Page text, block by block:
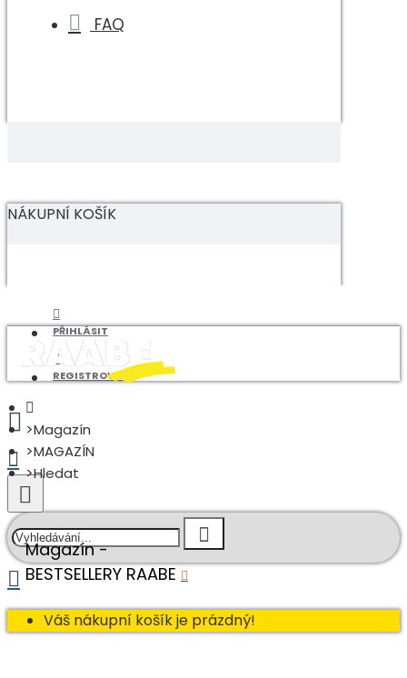
FAQ
NÁKUPNÍ KOŠÍK
PŘIHLÁSIT
REGISTROVAT
Váš nákupní košík je prázdný!
Magazín
MAGAZÍN
Hledat
Magazín -
BESTSELLERY RAABE